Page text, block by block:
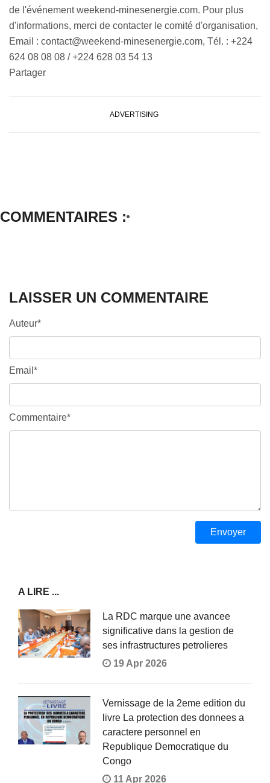
de l'événement weekend-minesenergie.com. Pour plus
d'informations, merci de contacter le comité d'organisation,
Email : contact@weekend-minesenergie.com, Tél. : +224
624 08 08 08 / +224 628 03 54 13
Partager
ADVERTISING
COMMENTAIRES :
LAISSER UN COMMENTAIRE
Auteur*
Email*
Commentaire*
A LIRE ...
La RDC marque une avancee
significative dans la gestion de
ses infrastructures petrolieres
19 Apr 2026
Vernissage de la 2eme edition du
livre La protection des donnees a
caractere personnel en
Republique Democratique du
Congo
11 Apr 2026